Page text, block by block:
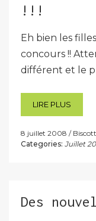
!!!
Eh bien les
concours !!
différent et le
LIRE PLUS
8 juillet 2008
Categories: Juillet
Des